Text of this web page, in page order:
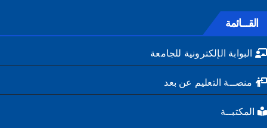
القـــائمة
البوابة الإلكترونية للجامعة
منصــة التعليم عن بعد
المكتبــة